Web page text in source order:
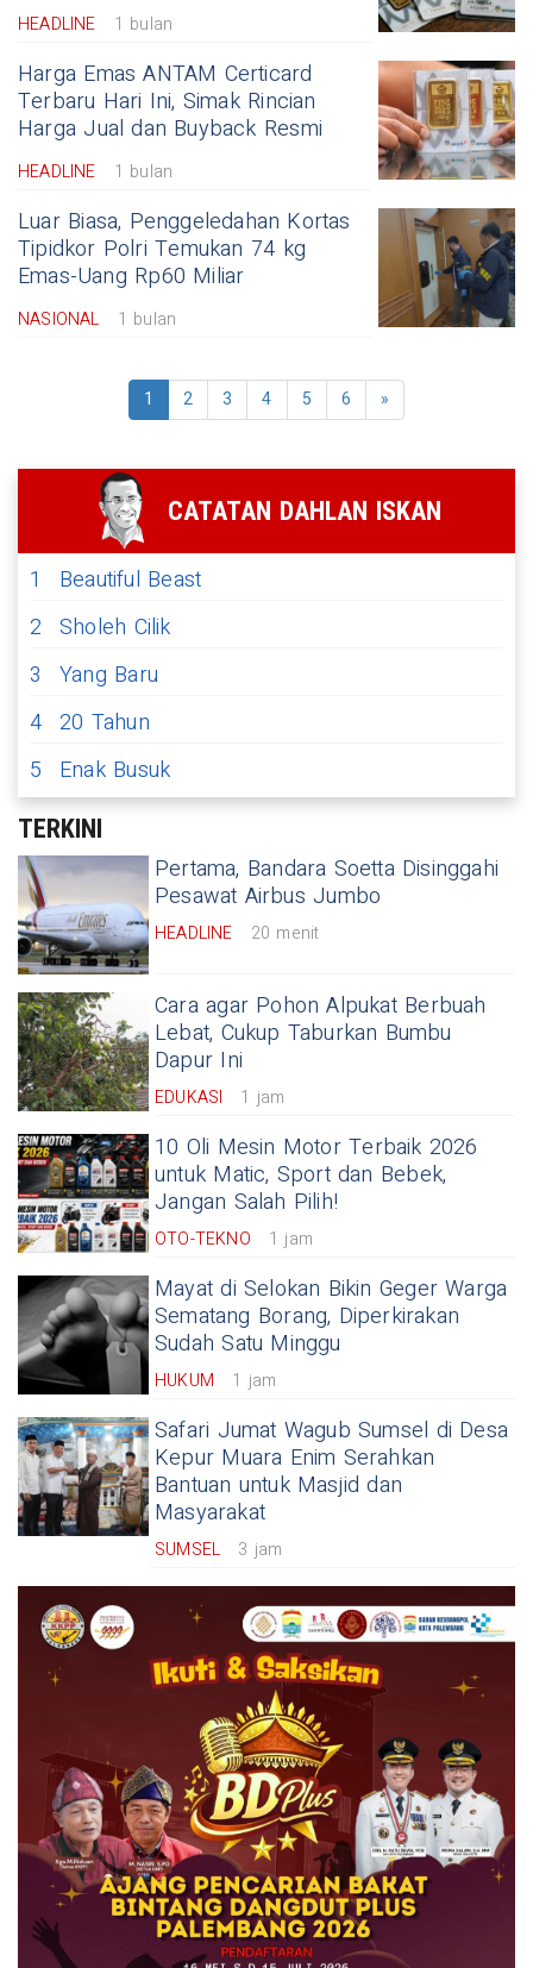
HEADLINE 1 bulan
Harga Emas ANTAM Certicard
Terbaru Hari Ini, Simak Rincian
Harga Jual dan Buyback Resmi
HEADLINE 1 bulan
Luar Biasa, Penggeledahan Kortas
Tipidkor Polri Temukan 74 kg
Emas-Uang Rp60 Miliar
NASIONAL 1 bulan
1 2 3 4 5 6 »
CATATAN DAHLAN ISKAN
1
Beautiful Beast
2 Sholeh Cilik
3
Yang Baru
4 20 Tahun
5
Enak Busuk
TERKINI
Pertama, Bandara Soetta Disinggahi
Pesawat Airbus Jumbo
HEADLINE 20 menit
Cara agar Pohon Alpukat Berbuah
Lebat, Cukup Taburkan Bumbu
Dapur Ini
EDUKASI 1 jam
10 Oli Mesin Motor Terbaik 2026
untuk Matic, Sport dan Bebek,
Jangan Salah Pilih!
OTO-TEKNO 1 jam
Mayat di Selokan Bikin Geger Warga
Sematang Borang, Diperkirakan
Sudah Satu Minggu
HUKUM 1 jam
Safari Jumat Wagub Sumsel di Desa
Kepur Muara Enim Serahkan
Bantuan untuk Masjid dan
Masyarakat
SUMSEL 3 jam